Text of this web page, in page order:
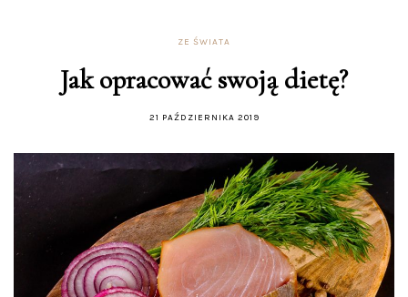
ZE ŚWIATA
Jak opracować swoją dietę?
21 PAŹDZIERNIKA 2019